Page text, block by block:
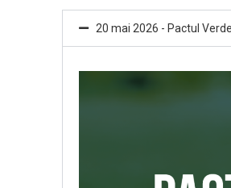
20 mai 2026 - Pactul